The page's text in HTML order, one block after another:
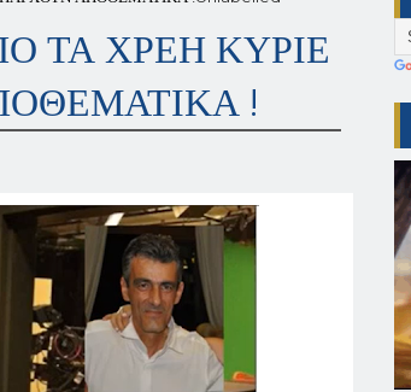
ΤΑ ΧΡΕΗ ΚΥΡΙΕ
!